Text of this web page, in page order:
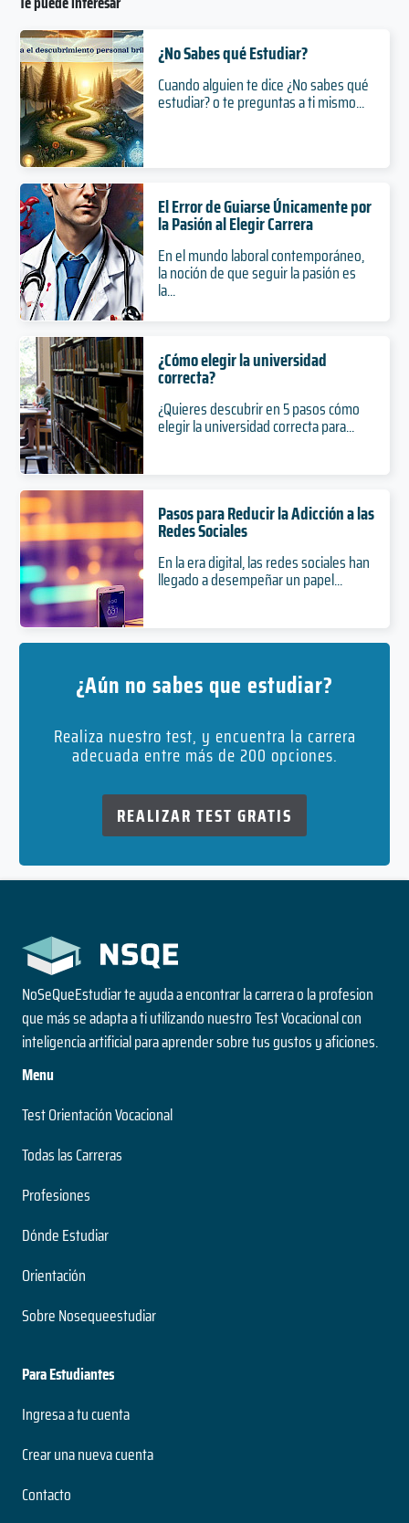
¿No Sabes qué Estudiar?
Cuando alguien te dice ¿No sabes qué
estudiar? o te preguntas a ti mismo...
El Error de Guiarse Únicamente por
la Pasión al Elegir Carrera
En el mundo laboral contemporáneo,
la noción de que seguir la pasión es
la...
¿Cómo elegir la universidad
correcta?
¿Quieres descubrir en 5 pasos cómo
elegir la universidad correcta para...
Pasos para Reducir la Adicción a las
Redes Sociales
En la era digital, las redes sociales han
llegado a desempeñar un papel...
¿Aún no sabes que estudiar?
Realiza nuestro test, y encuentra la carrera
adecuada entre más de 200 opciones.
REALIZAR TEST GRATIS
NoSeQueEstudiar te ayuda a encontrar la carrera o la profesion
que más se adapta a ti utilizando nuestro Test Vocacional con
inteligencia artificial para aprender sobre tus gustos y aficiones.
Menu
Test Orientación Vocacional
Todas las Carreras
Profesiones
Dónde Estudiar
Orientación
Sobre Nosequeestudiar
Para Estudiantes
Ingresa a tu cuenta
Crear una nueva cuenta
Contacto